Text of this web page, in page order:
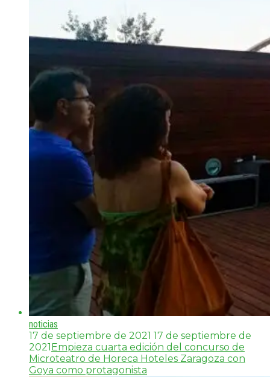
noticias
17 de septiembre de 2021 17 de septiembre de
2021 Empieza cuarta edición del concurso de
Microteatro de Horeca Hoteles Zaragoza con
Goya como protagonista